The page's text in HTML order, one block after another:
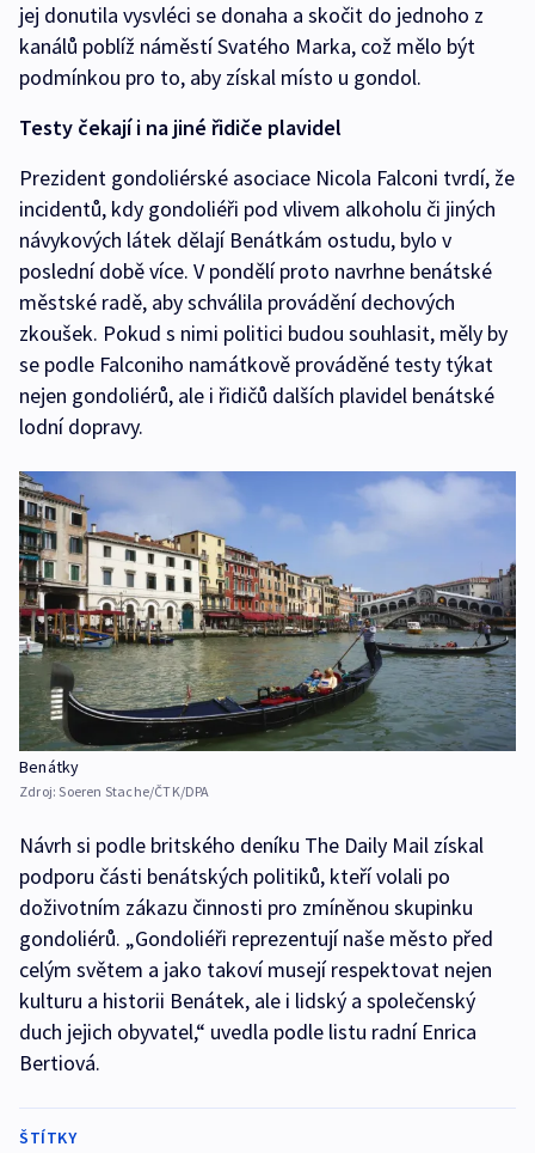
jej donutila vysvléci se donaha a skočit do jednoho z
kanálů poblíž náměstí Svatého Marka, což mělo být
podmínkou pro to, aby získal místo u gondol.
Testy čekají i na jiné řidiče plavidel
Prezident gondoliérské asociace Nicola Falconi tvrdí, že
incidentů, kdy gondoliéři pod vlivem alkoholu či jiných
návykových látek dělají Benátkám ostudu, bylo v
poslední době více. V pondělí proto navrhne benátské
městské radě, aby schválila provádění dechových
zkoušek. Pokud s nimi politici budou souhlasit, měly by
se podle Falconiho namátkově prováděné testy týkat
nejen gondoliérů, ale i řidičů dalších plavidel benátské
lodní dopravy.
Benátky
Zdroj:Soeren Stache/ČTK/DPA
Návrh si podle britského deníku The Daily Mail získal
podporu části benátských politiků, kteří volali po
doživotním zákazu činnosti pro zmíněnou skupinku
gondoliérů. „Gondoliéři reprezentují naše město před
celým světem a jako takoví musejí respektovat nejen
kulturu a historii Benátek, ale i lidský a společenský
duch jejich obyvatel,“ uvedla podle listu radní Enrica
Bertiová.
ŠTÍTKY